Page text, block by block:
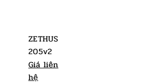
ZETHUS
205v2
Giá liên
hệ